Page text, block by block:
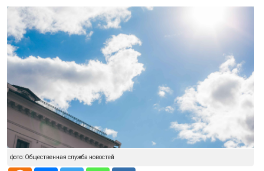
фото: Общественная служба новостей